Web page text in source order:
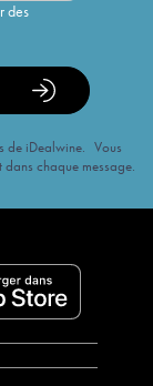
des
de iDealwine. Vous
chaque message.